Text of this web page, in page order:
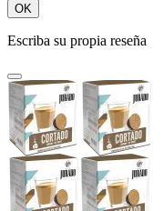
OK
Escriba su propia reseña